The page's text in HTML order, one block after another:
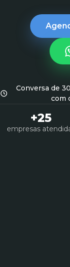
Conversa de
com
+25
empresas